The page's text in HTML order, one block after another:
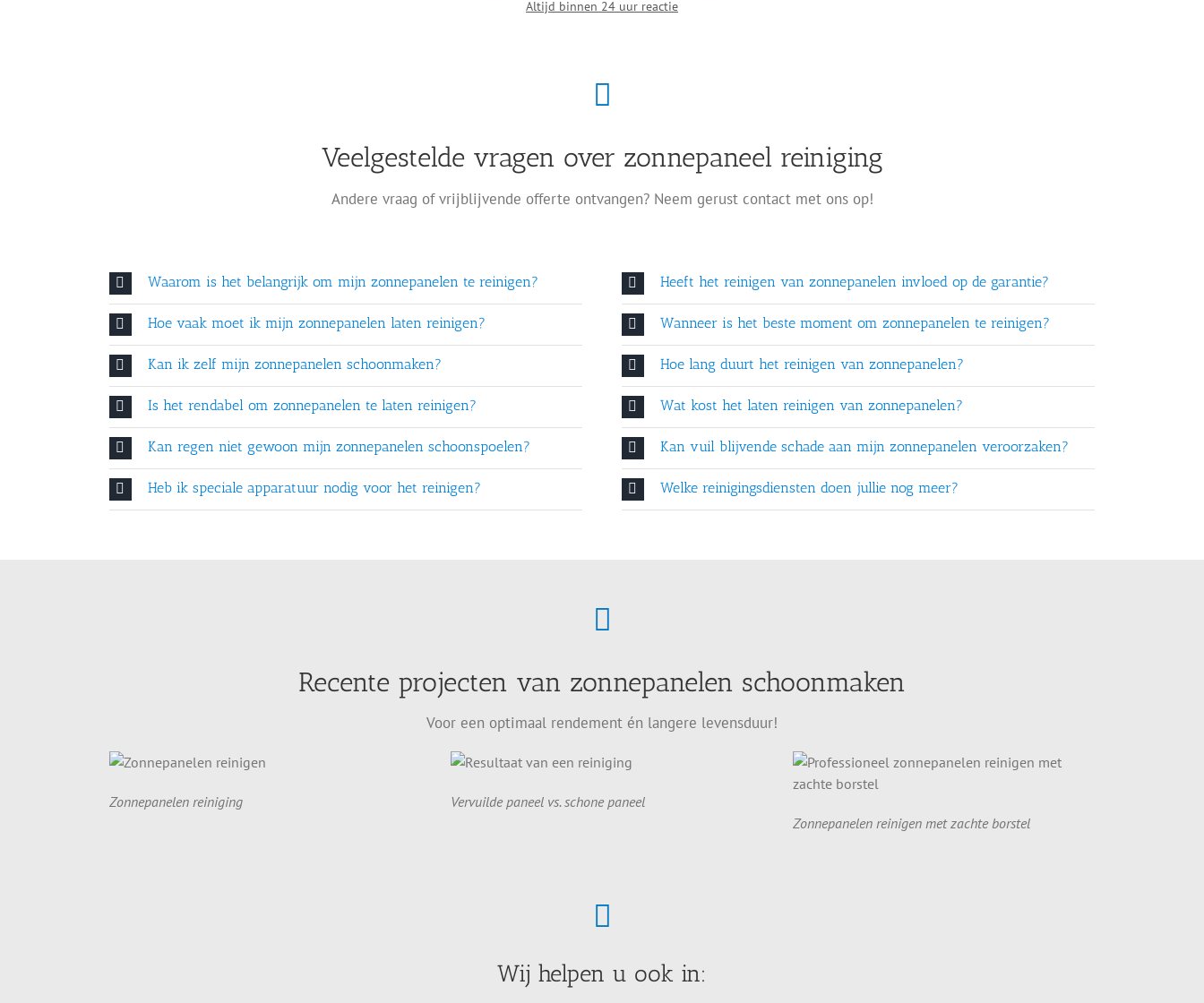
Altijd binnen 24 uur reactie
Veelgestelde vragen over zonnepaneel reiniging
Andere vraag of vrijblijvende offerte ontvangen? Neem gerust contact met ons op!
Waarom is het belangrijk om mijn zonnepanelen te reinigen?
Hoe vaak moet ik mijn zonnepanelen laten reinigen?
Kan ik zelf mijn zonnepanelen schoonmaken?
Is het rendabel om zonnepanelen te laten reinigen?
Kan regen niet gewoon mijn zonnepanelen schoonspoelen?
Heb ik speciale apparatuur nodig voor het reinigen?
Heeft het reinigen van zonnepanelen invloed op de garantie?
Wanneer is het beste moment om zonnepanelen te reinigen?
Hoe lang duurt het reinigen van zonnepanelen?
Wat kost het laten reinigen van zonnepanelen?
Kan vuil blijvende schade aan mijn zonnepanelen veroorzaken?
Welke reinigingsdiensten doen jullie nog meer?
Recente projecten van zonnepanelen schoonmaken
Voor een optimaal rendement én langere levensduur!
Zonnepanelen reiniging
Vervuilde paneel vs. schone paneel
Zonnepanelen reinigen met zachte borstel
Wij helpen u ook in: